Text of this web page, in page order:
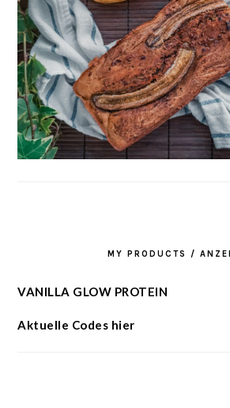
MY PRODUCTS /
VANILLA GLOW PROTEIN
Aktuelle Codes hier